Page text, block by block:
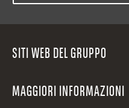
SITI WEB DEL GRUPPO
MAGGIORI INFORMAZIONI